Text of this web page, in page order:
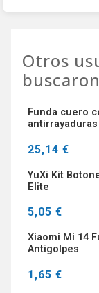
Otros
buscaron
Funda cuero
antirrayaduras
25,14 €
YuXi Kit
Elite
5,05 €
Xiaomi Mi 14
Antigolpes
1,65 €